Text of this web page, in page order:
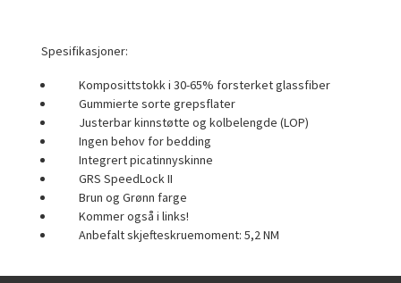
Spesifikasjoner:
Komposittstokk i 30-65% forsterket glassfiber
Gummierte sorte grepsflater
Justerbar kinnstøtte og kolbelengde (LOP)
Ingen behov for bedding
Integrert picatinnyskinne
GRS SpeedLock II
Brun og Grønn farge
Kommer også i links!
Anbefalt skjefteskruemoment: 5,2 NM